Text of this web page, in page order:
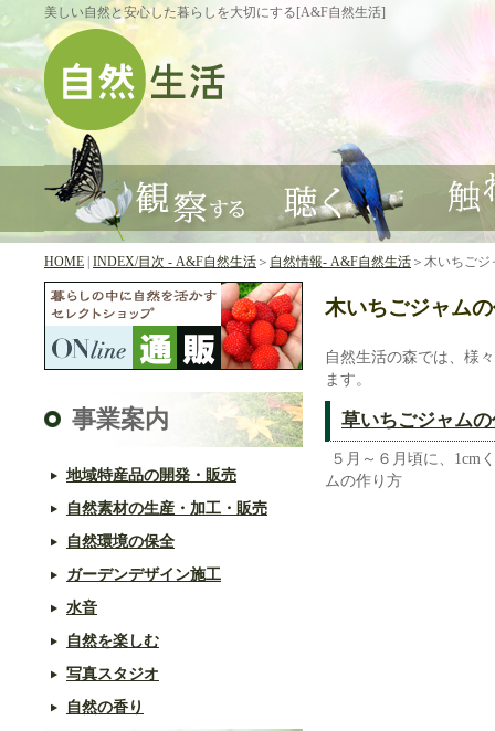
美しい自然と安心した暮らしを大切にする[A&F自然生活]
HOME INDEX/目次 - A&F自然生活 ＞ 自然情報- A&F自然生活 ＞木いちご
事業案内
地域特産品の開発・販売
自然素材の生産・加工・販売
自然環境の保全
ガーデンデザイン施工
水音
自然を楽しむ
写真スタジオ
自然の香り
木いちごジャム
自然生活の森では、様
ます。
草いちごジャム
５月～６月頃に、1cm
ムの作り方